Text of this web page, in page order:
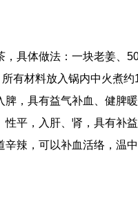
具体做法：一块老姜、50
有材料放入锅内中火煮
脾，具有益气补血、健脾
性平，入肝、肾，具有补
辛辣，可以补血活络，温中